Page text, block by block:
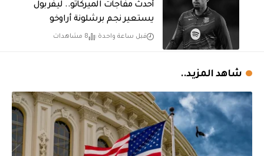
أحدث مفاجآت الميركاتو.. ليفربول
يستعير نجم برشلونة أراوخو
قبل ساعة واحدة 8 مشاهدات
شاهد المزيد..